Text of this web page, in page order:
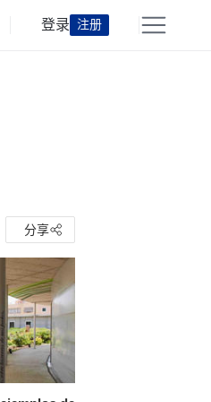
登录 注册
分享